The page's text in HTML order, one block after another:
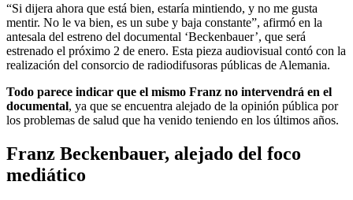
“Si dijera ahora que está bien, estaría mintiendo, y no me gusta
mentir. No le va bien, es un sube y baja constante”, afirmó en la
antesala del estreno del documental ‘Beckenbauer’, que será
estrenado el próximo 2 de enero. Esta pieza audiovisual contó con la
realización del consorcio de radiodifusoras públicas de Alemania.
Todo parece indicar que el mismo Franz no intervendrá en el
documental, ya que se encuentra alejado de la opinión pública por
los problemas de salud que ha venido teniendo en los últimos años.
Franz Beckenbauer, alejado del foco
mediático